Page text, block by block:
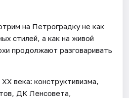
на Петроградку не как
стилей, а как на живой
продолжают разговаривать
века: конструктивизма,
ДК Ленсовета,